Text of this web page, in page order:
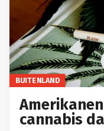
BUITENLAND
cannabis